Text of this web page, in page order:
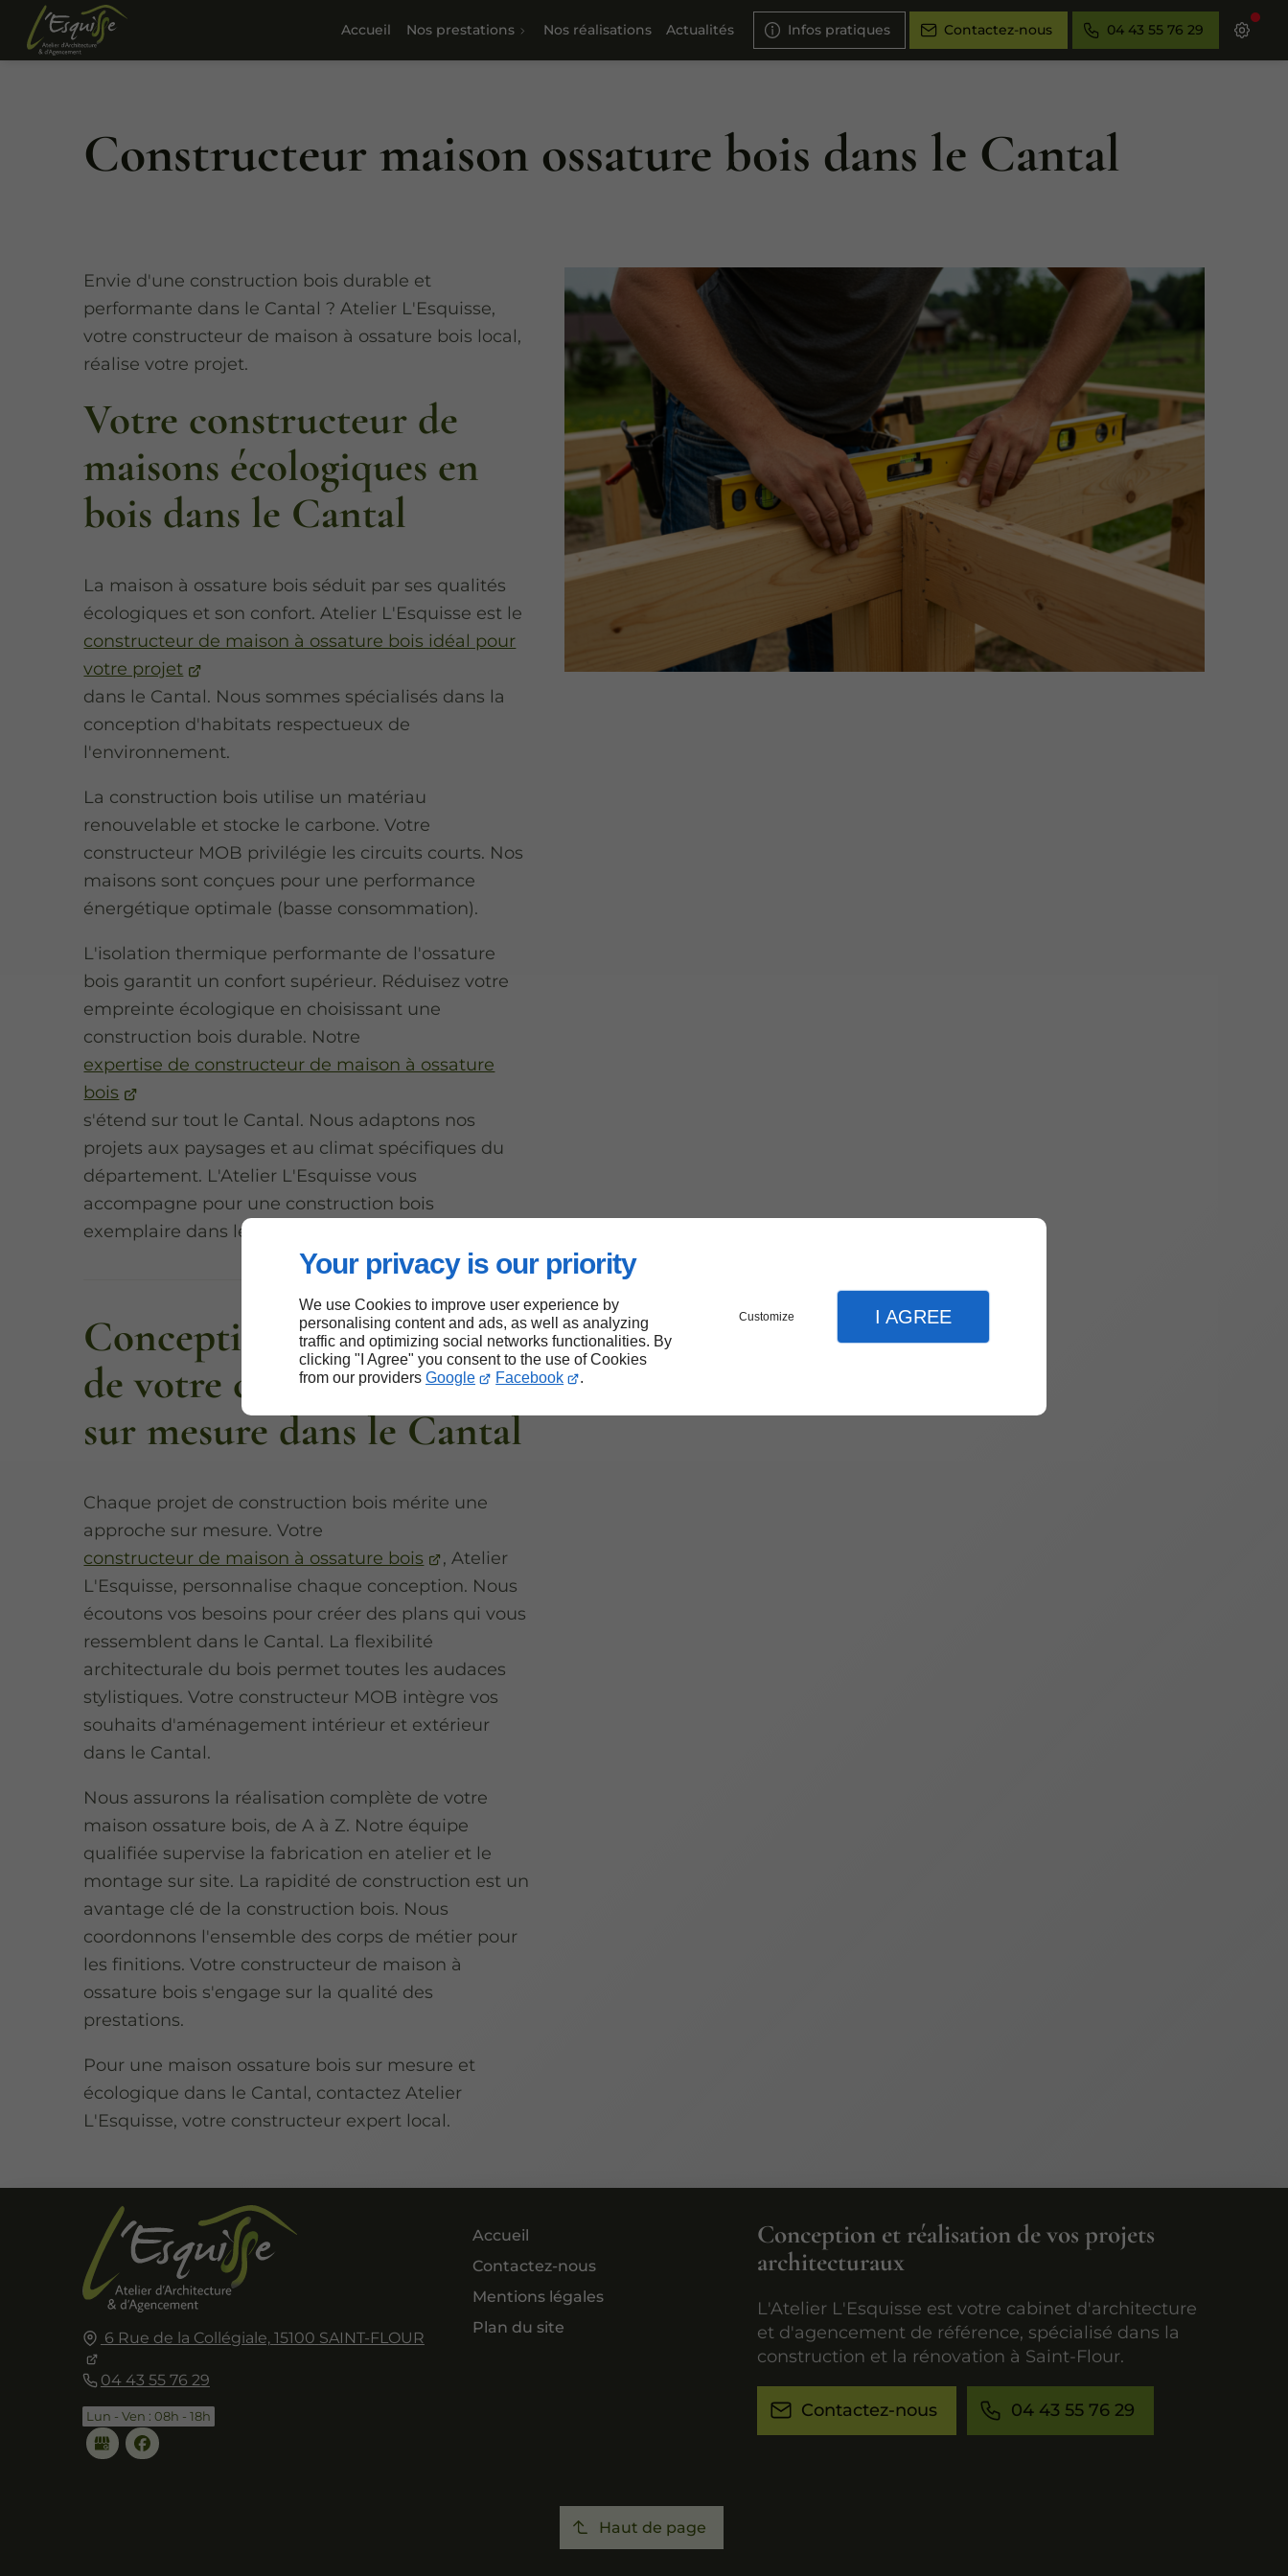
Your privacy is our priority
We use Cookies to improve user experience by
personalising content and ads, as well as analyzing
traffic and optimizing social networks functionalities. By
clicking "I Agree" you consent to the use of Cookies
from our providers Google Facebook .
Customize I AGREE
Accueil Nos prestations Nos réalisations Actualités Infos pratiques Contactez-nous 04 43 55 76 29
Constructeur maison ossature bois dans le Cantal
Envie d'une construction bois durable et
performante dans le Cantal ? Atelier L'Esquisse,
votre constructeur de maison à ossature bois local,
réalise votre projet.
Votre constructeur de
maisons écologiques en
bois dans le Cantal
La maison à ossature bois séduit par ses qualités
écologiques et son confort. Atelier L'Esquisse est le
constructeur de maison à ossature bois idéal pour
votre projet
dans le Cantal. Nous sommes spécialisés dans la
conception d'habitats respectueux de
l'environnement.
La construction bois utilise un matériau
renouvelable et stocke le carbone. Votre
constructeur MOB privilégie les circuits courts. Nos
maisons sont conçues pour une performance
énergétique optimale (basse consommation).
L'isolation thermique performante de l'ossature
bois garantit un confort supérieur. Réduisez votre
empreinte écologique en choisissant une
construction bois durable. Notre
expertise de constructeur de maison à ossature
bois
s'étend sur tout le Cantal. Nous adaptons nos
projets aux paysages et au climat spécifiques du
département. L'Atelier L'Esquisse vous
accompagne pour une construction bois
exemplaire dans le Cantal.
Conception et réalisation
de votre construction bois
sur mesure dans le Cantal
Chaque projet de construction bois mérite une
approche sur mesure. Votre
constructeur de maison à ossature bois
, Atelier
L'Esquisse, personnalise chaque conception. Nous
écoutons vos besoins pour créer des plans qui vous
ressemblent dans le Cantal. La flexibilité
architecturale du bois permet toutes les audaces
stylistiques. Votre constructeur MOB intègre vos
souhaits d'aménagement intérieur et extérieur
dans le Cantal.
Nous assurons la réalisation complète de votre
maison ossature bois, de A à Z. Notre équipe
qualifiée supervise la fabrication en atelier et le
montage sur site. La rapidité de construction est un
avantage clé de la construction bois. Nous
coordonnons l'ensemble des corps de métier pour
les finitions. Votre constructeur de maison à
ossature bois s'engage sur la qualité des
prestations.
Pour une maison ossature bois sur mesure et
écologique dans le Cantal, contactez Atelier
L'Esquisse, votre constructeur expert local.
6 Rue de la Collégiale, 15100 SAINT-FLOUR
04 43 55 76 29
Lun - Ven : 08h - 18h
Accueil
Contactez-nous
Mentions légales
Plan du site
Conception et réalisation de vos projets
architecturaux
L'Atelier L'Esquisse est votre cabinet d'architecture
et d'agencement de référence, spécialisé dans la
construction et la rénovation à Saint-Flour.
Contactez-nous 04 43 55 76 29
Haut de page